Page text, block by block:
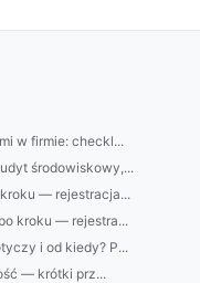
w firmie: checkl...
środowiskowy,...
— rejestracja...
kroku — rejestra...
i od kiedy? P...
— krótki prz...